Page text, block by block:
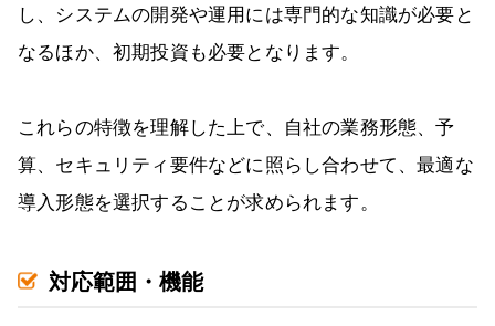
し、システムの開発や運用には専門的な知識が必要と
なるほか、初期投資も必要となります。
これらの特徴を理解した上で、自社の業務形態、予
算、セキュリティ要件などに照らし合わせて、最適な
導入形態を選択することが求められます。
対応範囲・機能